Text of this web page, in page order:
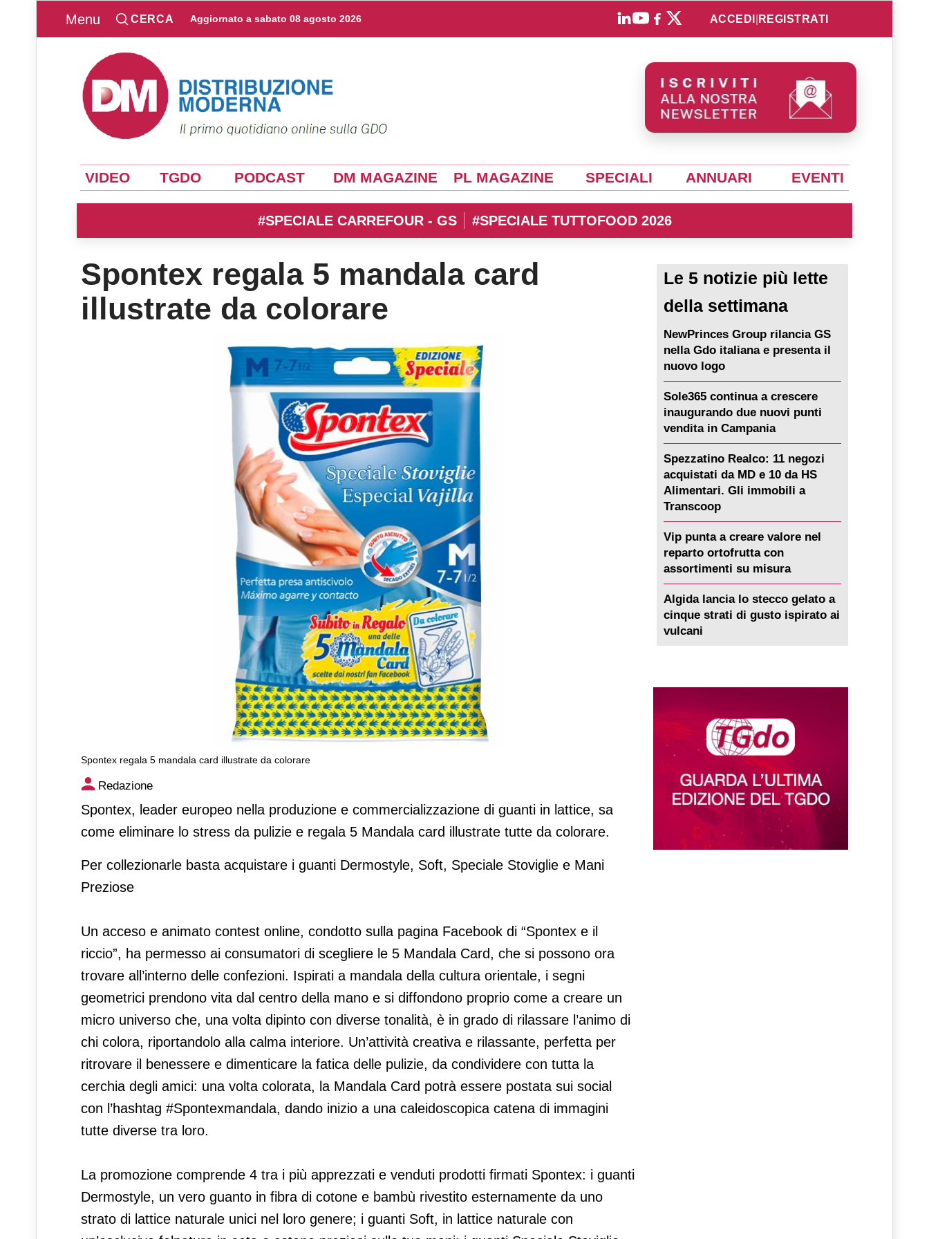
Menu CERCA Aggiornato a sabato 08 agosto 2026 ACCEDI REGISTRATI
VIDEO TGDO PODCAST DM MAGAZINE PL MAGAZINE SPECIALI ANNUARI EVENTI
#SPECIALE CARREFOUR - GS #SPECIALE TUTTOFOOD 2026
Spontex regala 5 mandala card
illustrate da colorare
Spontex regala 5 mandala card illustrate da colorare
Spontex regala 5 mandala card illustrate da colorare
Redazione
Spontex, leader europeo nella produzione e commercializzazione di guanti in lattice, sa
come eliminare lo stress da pulizie e regala 5 Mandala card illustrate tutte da colorare.
Per collezionarle basta acquistare i guanti Dermostyle, Soft, Speciale Stoviglie e Mani
Preziose
Un acceso e animato contest online, condotto sulla pagina Facebook di “Spontex e il
riccio”, ha permesso ai consumatori di scegliere le 5 Mandala Card, che si possono ora
trovare all’interno delle confezioni. Ispirati a mandala della cultura orientale, i segni
geometrici prendono vita dal centro della mano e si diffondono proprio come a creare un
micro universo che, una volta dipinto con diverse tonalità, è in grado di rilassare l’animo di
chi colora, riportandolo alla calma interiore. Un’attività creativa e rilassante, perfetta per
ritrovare il benessere e dimenticare la fatica delle pulizie, da condividere con tutta la
cerchia degli amici: una volta colorata, la Mandala Card potrà essere postata sui social
con l’hashtag #Spontexmandala, dando inizio a una caleidoscopica catena di immagini
tutte diverse tra loro.
La promozione comprende 4 tra i più apprezzati e venduti prodotti firmati Spontex: i guanti
Dermostyle, un vero guanto in fibra di cotone e bambù rivestito esternamente da uno
strato di lattice naturale unici nel loro genere; i guanti Soft, in lattice naturale con
Le 5 notizie più lette
della settimana
NewPrinces Group rilancia GS
nella Gdo italiana e presenta il
nuovo logo
Sole365 continua a crescere
inaugurando due nuovi punti
vendita in Campania
Spezzatino Realco: 11 negozi
acquistati da MD e 10 da HS
Alimentari. Gli immobili a
Transcoop
Vip punta a creare valore nel
reparto ortofrutta con
assortimenti su misura
Algida lancia lo stecco gelato a
cinque strati di gusto ispirato ai
vulcani